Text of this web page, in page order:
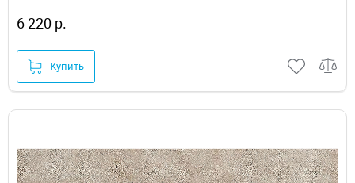
6 220 р.
Купить